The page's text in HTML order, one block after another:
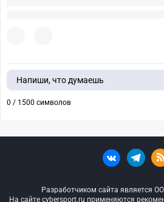
Напиши, что думаешь
0 / 1500 символов
Разработчиком сайта является
На сайте cybersport.ru применяются